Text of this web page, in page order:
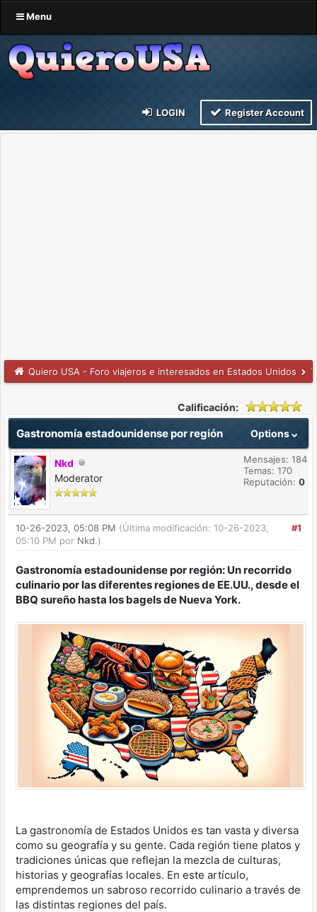
Menu
LOGIN Register Account
Quiero USA - Foro viajeros e interesados en Estados Unidos
Calificación:
Options
Gastronomía estadounidense por región
Nkd
Moderator
Mensajes: 184
Temas: 170
Reputación: 0
#1
10-26-2023, 05:08 PM (Última modificación: 10-26-2023,
05:10 PM por Nkd.)
Gastronomía estadounidense por región: Un recorrido
culinario por las diferentes regiones de EE.UU., desde el
BBQ sureño hasta los bagels de Nueva York.
La gastronomía de Estados Unidos es tan vasta y diversa
como su geografía y su gente. Cada región tiene platos y
tradiciones únicas que reflejan la mezcla de culturas,
historias y geografías locales. En este artículo,
emprendemos un sabroso recorrido culinario a través de
las distintas regiones del país.